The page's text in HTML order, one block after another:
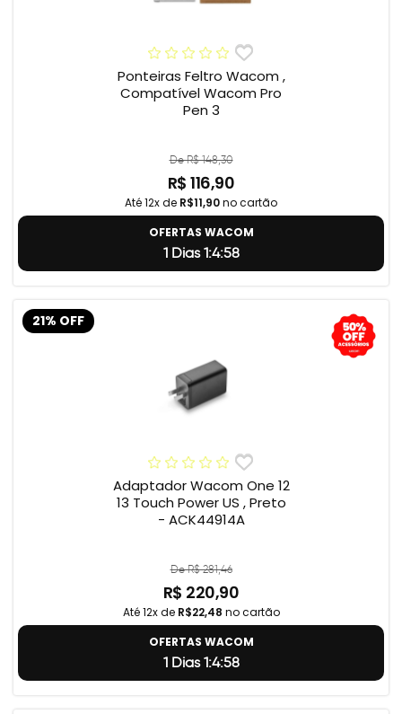
Ponteiras Feltro Wacom ,
Compatível Wacom Pro
Pen 3
De R$ 148,30
R$ 116,90
Até 12x de R$11,90no cartão
OFERTAS WACOM
1 Dias 1:4:57
21% OFF
Adaptador Wacom One 12
13 Touch Power US , Preto
- ACK44914A
De R$ 281,46
R$ 220,90
Até 12x de R$22,48 no cartão
OFERTAS WACOM
1 Dias 1:4:57